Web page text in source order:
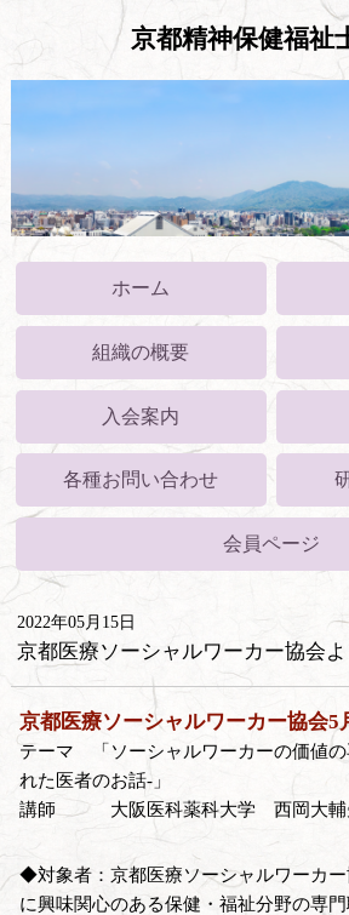
京都精神保健福祉
ホーム
組織の概要
入会案内
各種お問い合わせ
会員ページ
2022年05月15日
京都医療ソーシャルワーカー協会
京都医療ソーシャルワーカー協会5
テーマ 「ソーシャルワーカーの価値
れた医者のお話-」
講師 大阪医科薬科大学 西岡大輔
◆対象者：京都医療ソーシャルワーカ
に興味関心のある保健・福祉分野の専